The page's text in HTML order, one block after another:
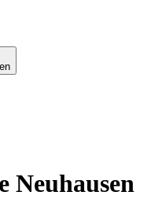
Neuhausen